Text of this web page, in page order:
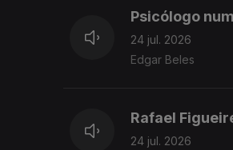
Psicólogo
24 jul. 2026
Edgar Beles
Rafael
24 jul. 2026